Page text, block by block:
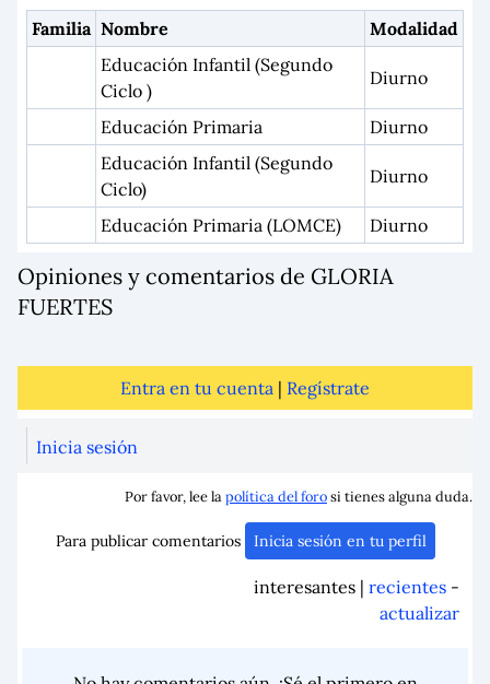
Familia Nombre
Modalidad
Educación Infantil (Segundo
Ciclo )
Diurno
Educación Primaria
Diurno
Educación Infantil (Segundo
Ciclo)
Diurno
Educación Primaria (LOMCE) Diurno
Opiniones y comentarios de GLORIA
FUERTES
Entra en tu cuenta | Regístrate
Inicia sesión
Por favor, lee lapolítica del forosi tienes alguna duda.
Para publicar comentarios Inicia sesión en tu perfil
interesantes | recientes -
actualizar